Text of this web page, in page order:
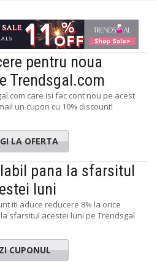
pentru noua
Trendsgal.com
care isi fac cont nou pe acest
un cupon cu 10% discount!
LA OFERTA
pana la sfarsitul
luni
iti aduce reducere 8% la orice
sfarsitul acestei luni pe Trendsgal
CUPONUL